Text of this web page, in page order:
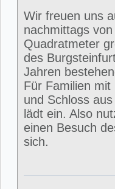
Wir freuen uns
nachmittags
Quadratmeter
des
Jahren
Für Familien
und Schloss
lädt ein. Also
einen Besuch
sich.